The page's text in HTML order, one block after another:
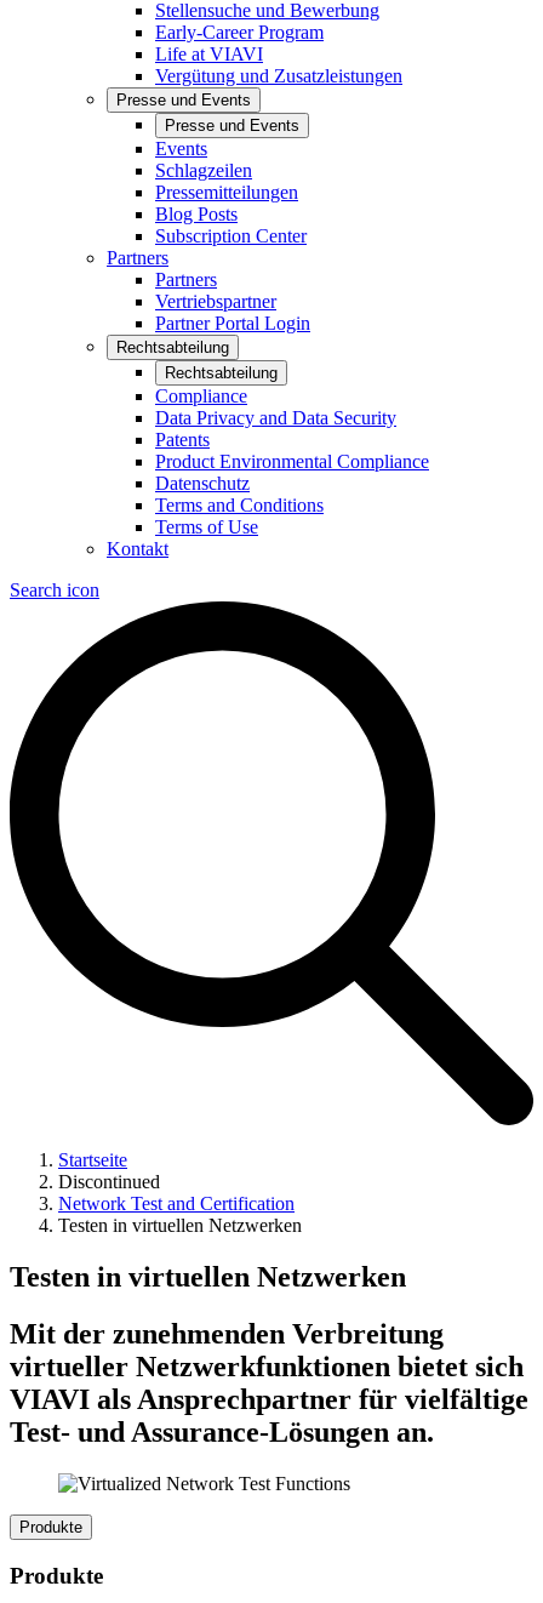
Stellensuche und Bewerbung
Early-Career Program
Life at VIAVI
Vergütung und Zusatzleistungen
Presse und Events
Presse und Events
Events
Schlagzeilen
Pressemitteilungen
Blog Posts
Subscription Center
Partners
Partners
Vertriebspartner
Partner Portal Login
Rechtsabteilung
Rechtsabteilung
Compliance
Data Privacy and Data Security
Patents
Product Environmental Compliance
Datenschutz
Terms and Conditions
Terms of Use
Kontakt
Search icon
Startseite
Discontinued
Network Test and Certification
Testen in virtuellen Netzwerken
Testen in virtuellen Netzwerken
Mit der zunehmenden Verbreitung
virtueller Netzwerkfunktionen bietet sich
VIAVI als Ansprechpartner für vielfältige
Test- und Assurance-Lösungen an.
Produkte
Produkte